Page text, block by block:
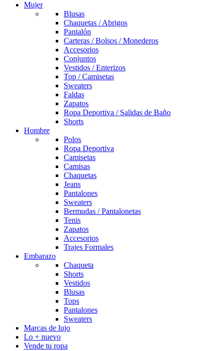
Mujer
Blusas
Chaquetas / Abrigos
Pantalón
Carteras / Bolsos / Monederos
Accesorios
Conjuntos
Vestidos / Enterizos
Top / Camisetas
Sweaters
Faldas
Zapatos
Ropa Deportiva / Salidas de Baño
Shorts
Hombre
Polos
Ropa Deportiva
Camisetas
Camisas
Chaquetas
Jeans
Pantalones
Sweaters
Bermudas / Pantalonetas
Tenis
Zapatos
Accesorios
Trajes Formales
Embarazo
Chaqueta
Shorts
Vestidos
Blusas
Tops
Pantalones
Sweaters
Marcas de lujo
Lo + nuevo
Vende tu ropa